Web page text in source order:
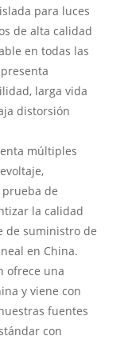
para luces
de alta calidad
en todas las
larga vida
distorsión
múltiples
de
la calidad
de suministro de
en China.
ofrece una
y viene con
fuentes
con